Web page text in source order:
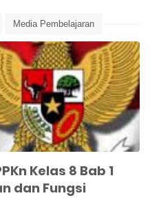
Media Pembelajaran
Kelas 8
Kelas 8 Bab 1
dan Fungsi